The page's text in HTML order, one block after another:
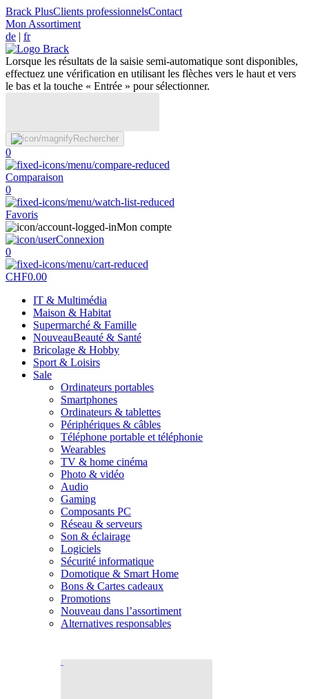
Brack PlusClients professionnelsContact
Mon Assortiment
de | fr
Lorsque les résultats de la saisie semi-automatique sont disponibles,
effectuez une vérification en utilisant les flèches vers le haut et vers
le bas et la touche « Entrée » pour sélectionner.
Rechercher
0
Comparaison
0
Favoris
Mon compte
Connexion
0
CHF0.00
IT & Multimédia
Maison & Habitat
Supermarché & Famille
NouveauBeauté & Santé
Bricolage & Hobby
Sport & Loisirs
Sale
Ordinateurs portables
Smartphones
Ordinateurs & tablettes
Périphériques & câbles
Téléphone portable et téléphonie
Wearables
TV & home cinéma
Photo & vidéo
Audio
Gaming
Composants PC
Réseau & serveurs
Son & éclairage
Logiciels
Sécurité informatique
Domotique & Smart Home
Bons & Cartes cadeaux
Promotions
Nouveau dans l’assortiment
Alternatives responsables